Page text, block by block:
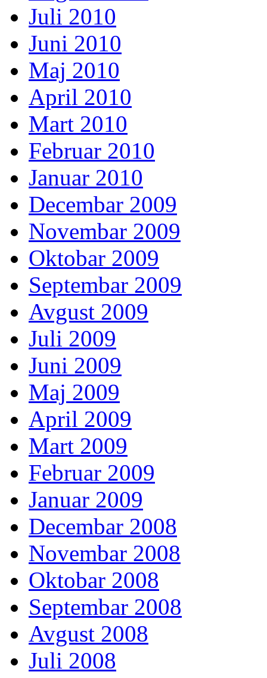
Juli 2010
Juni 2010
Maj 2010
April 2010
Mart 2010
Februar 2010
Januar 2010
Decembar 2009
Novembar 2009
Oktobar 2009
Septembar 2009
Avgust 2009
Juli 2009
Juni 2009
Maj 2009
April 2009
Mart 2009
Februar 2009
Januar 2009
Decembar 2008
Novembar 2008
Oktobar 2008
Septembar 2008
Avgust 2008
Juli 2008